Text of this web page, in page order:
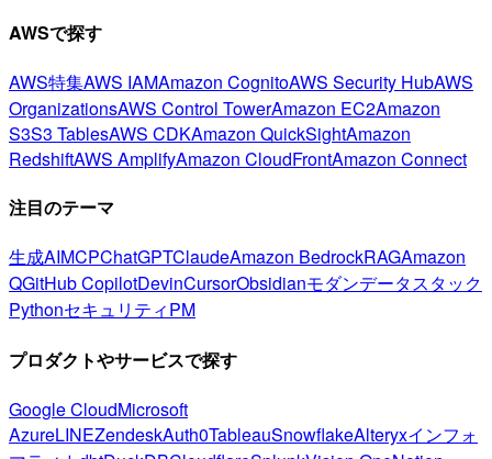
AWSで探す
AWS特集AWS IAMAmazon CognitoAWS Security HubAWS
OrganizationsAWS Control TowerAmazon EC2Amazon
S3S3 TablesAWS CDKAmazon QuickSightAmazon
RedshiftAWS AmplifyAmazon CloudFrontAmazon Connect
注目のテーマ
生成AIMCPChatGPTClaudeAmazon BedrockRAGAmazon
QGitHub CopilotDevinCursorObsidianモダンデータスタック
PythonセキュリティPM
プロダクトやサービスで探す
Google CloudMicrosoft
AzureLINEZendeskAuth0TableauSnowflakeAlteryxインフォ